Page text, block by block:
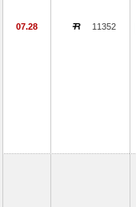
07.28 11352